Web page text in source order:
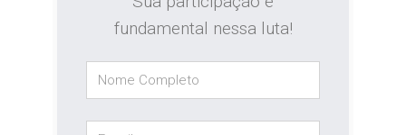
fundamental nessa luta!